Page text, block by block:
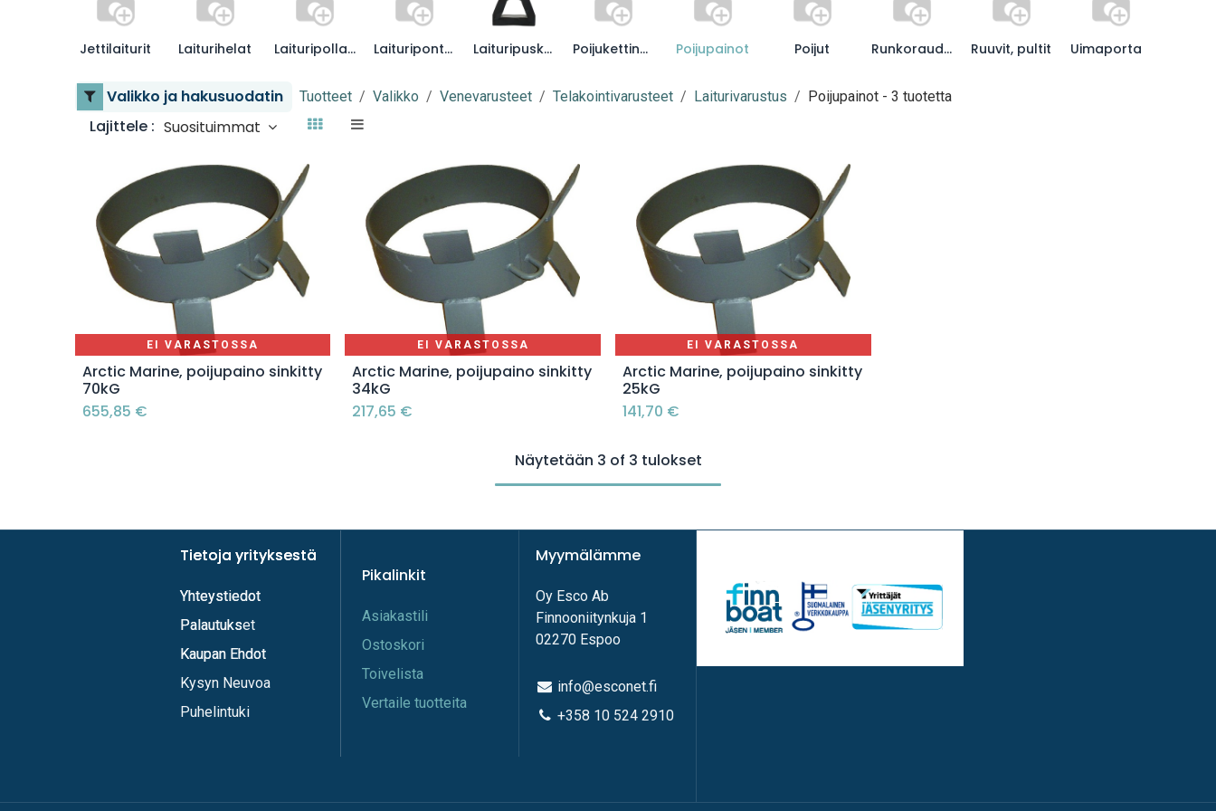
Jettilaiturit Laiturihelat Laituripollarit Laituriponttoonit Laituripuskurit Poijukettingit Poijupainot Poijut Runkoraudat Ruuvit, pultit
Valikko ja hakusuodatin Tuotteet Valikko Venevarusteet Telakointivarusteet Laiturivarustus Poijupainot- 3 tuotetta
Lajittele : Suosituimmat
EI VARASTOSSA
Arctic Marine, poijupaino sinkitty
70kG
655,85 €
EI VARASTOSSA
Arctic Marine, poijupaino sinkitty
34kG
217,65 €
EI VARASTOSSA
Arctic Marine, poijupaino sinkitty
25kG
141,70 €
Näytetään 3 of 3 tulokset
Pikalinkit
A​s​iakastili
Os​toskori
Toi​velista
Vertaile tuotteita
Myymälämme
Oy Esco Ab
Finnooniitynkuja 1
02270 Espoo
info@esconet.fi
+358 10 524 2910
Tietoja yrityksestä
Yhteystiedot
Palautukset
Kaupan Ehdot
Tietoja yrityksestä
Yhteystiedot
Palautuks
Kaupan Ehdot
Kysyn Neuvoa
Puhelintuki